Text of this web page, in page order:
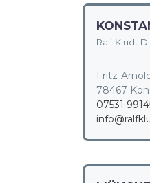
Ralf Kludt
Fritz-
78467
07531